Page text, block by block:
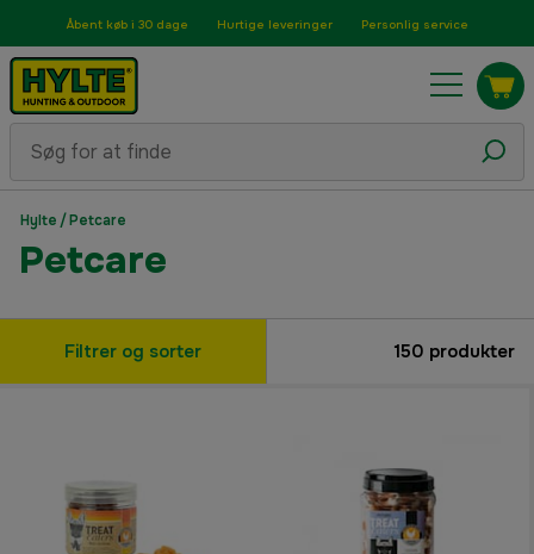
Åbent køb i 30 dage Hurtige leveringer Personlig service
Hylte /Petcare
Petcare
Filtrer og sorter 150 produkter